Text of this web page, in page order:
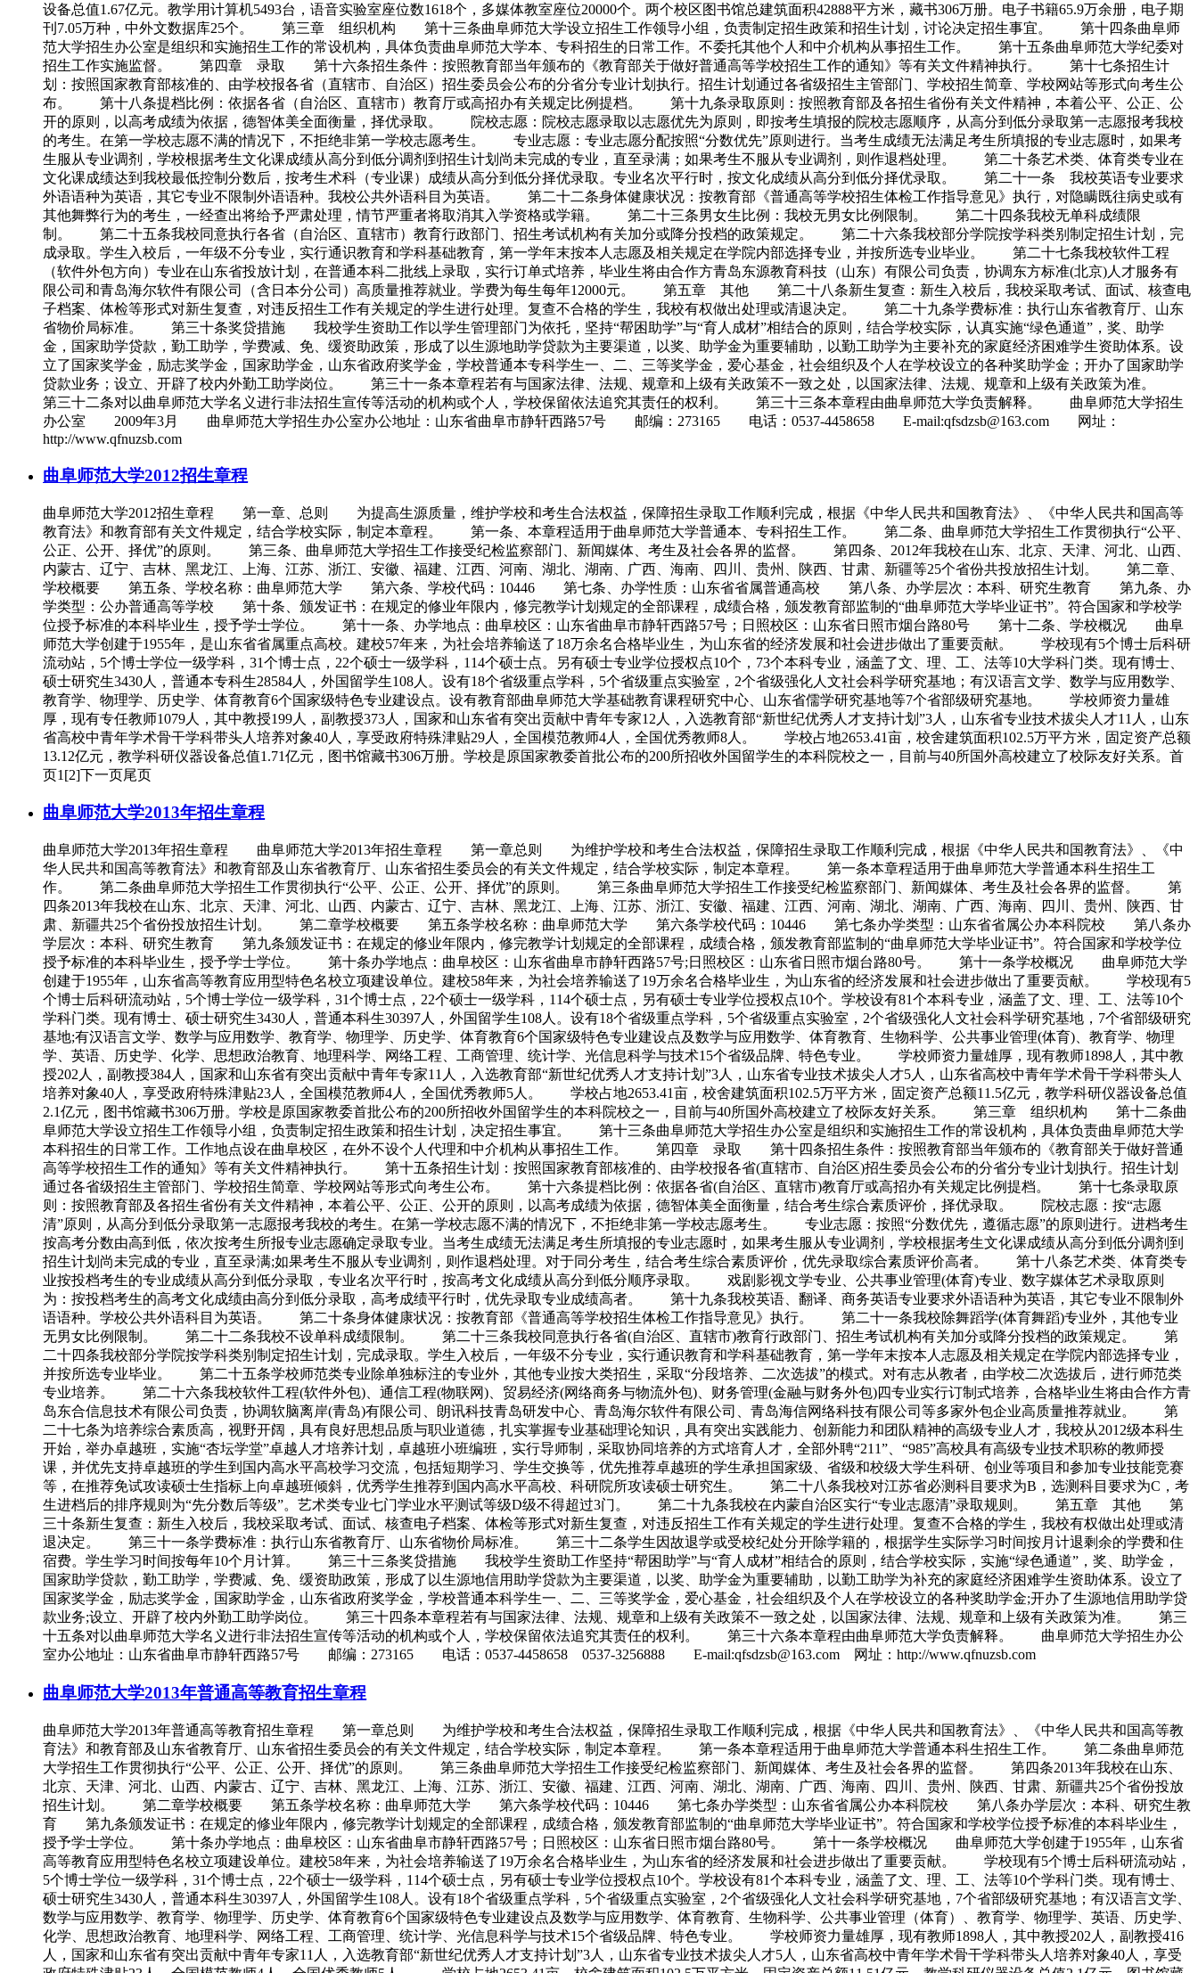
设备总值1.67亿元。教学用计算机5493台，语音实验室座位数1618个，多媒体教室座位20000个。两个校区图书馆总建筑面积42888平方米，藏书306万册。电子书籍65.9万余册，电子期
刊7.05万种，中外文数据库25个。 第三章 组织机构 第十三条曲阜师范大学设立招生工作领导小组，负责制定招生政策和招生计划，讨论决定招生事宜。 第十四条曲阜师
范大学招生办公室是组织和实施招生工作的常设机构，具体负责曲阜师范大学本、专科招生的日常工作。不委托其他个人和中介机构从事招生工作。 第十五条曲阜师范大学纪委对
招生工作实施监督。 第四章 录取 第十六条招生条件：按照教育部当年颁布的《教育部关于做好普通高等学校招生工作的通知》等有关文件精神执行。 第十七条招生计
划：按照国家教育部核准的、由学校报各省（直辖市、自治区）招生委员会公布的分省分专业计划执行。招生计划通过各省级招生主管部门、学校招生简章、学校网站等形式向考生公
布。 第十八条提档比例：依据各省（自治区、直辖市）教育厅或高招办有关规定比例提档。 第十九条录取原则：按照教育部及各招生省份有关文件精神，本着公平、公正、公
开的原则，以高考成绩为依据，德智体美全面衡量，择优录取。 院校志愿：院校志愿录取以志愿优先为原则，即按考生填报的院校志愿顺序，从高分到低分录取第一志愿报考我校
的考生。在第一学校志愿不满的情况下，不拒绝非第一学校志愿考生。 专业志愿：专业志愿分配按照“分数优先”原则进行。当考生成绩无法满足考生所填报的专业志愿时，如果考
生服从专业调剂，学校根据考生文化课成绩从高分到低分调剂到招生计划尚未完成的专业，直至录满；如果考生不服从专业调剂，则作退档处理。 第二十条艺术类、体育类专业在
文化课成绩达到我校最低控制分数后，按考生术科（专业课）成绩从高分到低分择优录取。专业名次平行时，按文化成绩从高分到低分择优录取。 第二十一条 我校英语专业要求
外语语种为英语，其它专业不限制外语语种。我校公共外语科目为英语。 第二十二条身体健康状况：按教育部《普通高等学校招生体检工作指导意见》执行，对隐瞒既往病史或有
其他舞弊行为的考生，一经查出将给予严肃处理，情节严重者将取消其入学资格或学籍。 第二十三条男女生比例：我校无男女比例限制。 第二十四条我校无单科成绩限
制。 第二十五条我校同意执行各省（自治区、直辖市）教育行政部门、招生考试机构有关加分或降分投档的政策规定。 第二十六条我校部分学院按学科类别制定招生计划，完
成录取。学生入校后，一年级不分专业，实行通识教育和学科基础教育，第一学年末按本人志愿及相关规定在学院内部选择专业，并按所选专业毕业。 第二十七条我校软件工程
（软件外包方向）专业在山东省投放计划，在普通本科二批线上录取，实行订单式培养，毕业生将由合作方青岛东源教育科技（山东）有限公司负责，协调东方标准(北京)人才服务有
限公司和青岛海尔软件有限公司（含日本分公司）高质量推荐就业。学费为每生每年12000元。 第五章 其他 第二十八条新生复查：新生入校后，我校采取考试、面试、核查电
子档案、体检等形式对新生复查，对违反招生工作有关规定的学生进行处理。复查不合格的学生，我校有权做出处理或清退决定。 第二十九条学费标准：执行山东省教育厅、山东
省物价局标准。 第三十条奖贷措施 我校学生资助工作以学生管理部门为依托，坚持“帮困助学”与“育人成材”相结合的原则，结合学校实际，认真实施“绿色通道”，奖、助学
金，国家助学贷款，勤工助学，学费减、免、缓资助政策，形成了以生源地助学贷款为主要渠道，以奖、助学金为重要辅助，以勤工助学为主要补充的家庭经济困难学生资助体系。设
立了国家奖学金，励志奖学金，国家助学金，山东省政府奖学金，学校普通本专科学生一、二、三等奖学金，爱心基金，社会组织及个人在学校设立的各种奖助学金；开办了国家助学
贷款业务；设立、开辟了校内外勤工助学岗位。 第三十一条本章程若有与国家法律、法规、规章和上级有关政策不一致之处，以国家法律、法规、规章和上级有关政策为准。
第三十二条对以曲阜师范大学名义进行非法招生宣传等活动的机构或个人，学校保留依法追究其责任的权利。 第三十三条本章程由曲阜师范大学负责解释。 曲阜师范大学招生
办公室 2009年3月 曲阜师范大学招生办公室办公地址：山东省曲阜市静轩西路57号 邮编：273165 电话：0537-4458658 E-mail:qfsdzsb@163.com 网址：
http://www.qfnuzsb.com
曲阜师范大学2012招生章程
曲阜师范大学2012招生章程 第一章、总则 为提高生源质量，维护学校和考生合法权益，保障招生录取工作顺利完成，根据《中华人民共和国教育法》、《中华人民共和国高等
教育法》和教育部有关文件规定，结合学校实际，制定本章程。 第一条、本章程适用于曲阜师范大学普通本、专科招生工作。 第二条、曲阜师范大学招生工作贯彻执行“公平、
公正、公开、择优”的原则。 第三条、曲阜师范大学招生工作接受纪检监察部门、新闻媒体、考生及社会各界的监督。 第四条、2012年我校在山东、北京、天津、河北、山西、
内蒙古、辽宁、吉林、黑龙江、上海、江苏、浙江、安徽、福建、江西、河南、湖北、湖南、广西、海南、四川、贵州、陕西、甘肃、新疆等25个省份共投放招生计划。 第二章、
学校概要 第五条、学校名称：曲阜师范大学 第六条、学校代码：10446 第七条、办学性质：山东省省属普通高校 第八条、办学层次：本科、研究生教育 第九条、办
学类型：公办普通高等学校 第十条、颁发证书：在规定的修业年限内，修完教学计划规定的全部课程，成绩合格，颁发教育部监制的“曲阜师范大学毕业证书”。符合国家和学校学
位授予标准的本科毕业生，授予学士学位。 第十一条、办学地点：曲阜校区：山东省曲阜市静轩西路57号；日照校区：山东省日照市烟台路80号 第十二条、学校概况 曲阜
师范大学创建于1955年，是山东省省属重点高校。建校57年来，为社会培养输送了18万余名合格毕业生，为山东省的经济发展和社会进步做出了重要贡献。 学校现有5个博士后科研
流动站，5个博士学位一级学科，31个博士点，22个硕士一级学科，114个硕士点。另有硕士专业学位授权点10个，73个本科专业，涵盖了文、理、工、法等10大学科门类。现有博士、
硕士研究生3430人，普通本专科生28584人，外国留学生108人。设有18个省级重点学科，5个省级重点实验室，2个省级强化人文社会科学研究基地；有汉语言文学、数学与应用数学、
教育学、物理学、历史学、体育教育6个国家级特色专业建设点。设有教育部曲阜师范大学基础教育课程研究中心、山东省儒学研究基地等7个省部级研究基地。 学校师资力量雄
厚，现有专任教师1079人，其中教授199人，副教授373人，国家和山东省有突出贡献中青年专家12人，入选教育部“新世纪优秀人才支持计划”3人，山东省专业技术拔尖人才11人，山东
省高校中青年学术骨干学科带头人培养对象40人，享受政府特殊津贴29人，全国模范教师4人，全国优秀教师8人。 学校占地2653.41亩，校舍建筑面积102.5万平方米，固定资产总额
13.12亿元，教学科研仪器设备总值1.71亿元，图书馆藏书306万册。学校是原国家教委首批公布的200所招收外国留学生的本科院校之一，目前与40所国外高校建立了校际友好关系。首
页1[2]下一页尾页
曲阜师范大学2013年招生章程
曲阜师范大学2013年招生章程 曲阜师范大学2013年招生章程 第一章总则 为维护学校和考生合法权益，保障招生录取工作顺利完成，根据《中华人民共和国教育法》、《中
华人民共和国高等教育法》和教育部及山东省教育厅、山东省招生委员会的有关文件规定，结合学校实际，制定本章程。 第一条本章程适用于曲阜师范大学普通本科生招生工
作。 第二条曲阜师范大学招生工作贯彻执行“公平、公正、公开、择优”的原则。 第三条曲阜师范大学招生工作接受纪检监察部门、新闻媒体、考生及社会各界的监督。 第
四条2013年我校在山东、北京、天津、河北、山西、内蒙古、辽宁、吉林、黑龙江、上海、江苏、浙江、安徽、福建、江西、河南、湖北、湖南、广西、海南、四川、贵州、陕西、甘
肃、新疆共25个省份投放招生计划。 第二章学校概要 第五条学校名称：曲阜师范大学 第六条学校代码：10446 第七条办学类型：山东省省属公办本科院校 第八条办
学层次：本科、研究生教育 第九条颁发证书：在规定的修业年限内，修完教学计划规定的全部课程，成绩合格，颁发教育部监制的“曲阜师范大学毕业证书”。符合国家和学校学位
授予标准的本科毕业生，授予学士学位。 第十条办学地点：曲阜校区：山东省曲阜市静轩西路57号;日照校区：山东省日照市烟台路80号。 第十一条学校概况 曲阜师范大学
创建于1955年，山东省高等教育应用型特色名校立项建设单位。建校58年来，为社会培养输送了19万余名合格毕业生，为山东省的经济发展和社会进步做出了重要贡献。 学校现有5
个博士后科研流动站，5个博士学位一级学科，31个博士点，22个硕士一级学科，114个硕士点，另有硕士专业学位授权点10个。学校设有81个本科专业，涵盖了文、理、工、法等10个
学科门类。现有博士、硕士研究生3430人，普通本科生30397人，外国留学生108人。设有18个省级重点学科，5个省级重点实验室，2个省级强化人文社会科学研究基地，7个省部级研究
基地;有汉语言文学、数学与应用数学、教育学、物理学、历史学、体育教育6个国家级特色专业建设点及数学与应用数学、体育教育、生物科学、公共事业管理(体育)、教育学、物理
学、英语、历史学、化学、思想政治教育、地理科学、网络工程、工商管理、统计学、光信息科学与技术15个省级品牌、特色专业。 学校师资力量雄厚，现有教师1898人，其中教
授202人，副教授384人，国家和山东省有突出贡献中青年专家11人，入选教育部“新世纪优秀人才支持计划”3人，山东省专业技术拔尖人才5人，山东省高校中青年学术骨干学科带头人
培养对象40人，享受政府特殊津贴23人，全国模范教师4人，全国优秀教师5人。 学校占地2653.41亩，校舍建筑面积102.5万平方米，固定资产总额11.5亿元，教学科研仪器设备总值
2.1亿元，图书馆藏书306万册。学校是原国家教委首批公布的200所招收外国留学生的本科院校之一，目前与40所国外高校建立了校际友好关系。 第三章 组织机构 第十二条曲
阜师范大学设立招生工作领导小组，负责制定招生政策和招生计划，决定招生事宜。 第十三条曲阜师范大学招生办公室是组织和实施招生工作的常设机构，具体负责曲阜师范大学
本科招生的日常工作。工作地点设在曲阜校区，在外不设个人代理和中介机构从事招生工作。 第四章 录取 第十四条招生条件：按照教育部当年颁布的《教育部关于做好普通
高等学校招生工作的通知》等有关文件精神执行。 第十五条招生计划：按照国家教育部核准的、由学校报各省(直辖市、自治区)招生委员会公布的分省分专业计划执行。招生计划
通过各省级招生主管部门、学校招生简章、学校网站等形式向考生公布。 第十六条提档比例：依据各省(自治区、直辖市)教育厅或高招办有关规定比例提档。 第十七条录取原
则：按照教育部及各招生省份有关文件精神，本着公平、公正、公开的原则，以高考成绩为依据，德智体美全面衡量，结合考生综合素质评价，择优录取。 院校志愿：按“志愿
清”原则，从高分到低分录取第一志愿报考我校的考生。在第一学校志愿不满的情况下，不拒绝非第一学校志愿考生。 专业志愿：按照“分数优先，遵循志愿”的原则进行。进档考生
按高考分数由高到低，依次按考生所报专业志愿确定录取专业。当考生成绩无法满足考生所填报的专业志愿时，如果考生服从专业调剂，学校根据考生文化课成绩从高分到低分调剂到
招生计划尚未完成的专业，直至录满;如果考生不服从专业调剂，则作退档处理。对于同分考生，结合考生综合素质评价，优先录取综合素质评价高者。 第十八条艺术类、体育类专
业按投档考生的专业成绩从高分到低分录取，专业名次平行时，按高考文化成绩从高分到低分顺序录取。 戏剧影视文学专业、公共事业管理(体育)专业、数字媒体艺术录取原则
为：按投档考生的高考文化成绩由高分到低分录取，高考成绩平行时，优先录取专业成绩高者。 第十九条我校英语、翻译、商务英语专业要求外语语种为英语，其它专业不限制外
语语种。学校公共外语科目为英语。 第二十条身体健康状况：按教育部《普通高等学校招生体检工作指导意见》执行。 第二十一条我校除舞蹈学(体育舞蹈)专业外，其他专业
无男女比例限制。 第二十二条我校不设单科成绩限制。 第二十三条我校同意执行各省(自治区、直辖市)教育行政部门、招生考试机构有关加分或降分投档的政策规定。 第
二十四条我校部分学院按学科类别制定招生计划，完成录取。学生入校后，一年级不分专业，实行通识教育和学科基础教育，第一学年末按本人志愿及相关规定在学院内部选择专业，
并按所选专业毕业。 第二十五条学校师范类专业除单独标注的专业外，其他专业按大类招生，采取“分段培养、二次选拔”的模式。对有志从教者，由学校二次选拔后，进行师范类
专业培养。 第二十六条我校软件工程(软件外包)、通信工程(物联网)、贸易经济(网络商务与物流外包)、财务管理(金融与财务外包)四专业实行订制式培养，合格毕业生将由合作方青
岛东合信息技术有限公司负责，协调软脑离岸(青岛)有限公司、朗讯科技青岛研发中心、青岛海尔软件有限公司、青岛海信网络科技有限公司等多家外包企业高质量推荐就业。 第
二十七条为培养综合素质高，视野开阔，具有良好思想品质与职业道德，扎实掌握专业基础理论知识，具有突出实践能力、创新能力和团队精神的高级专业人才，我校从2012级本科生
开始，举办卓越班，实施“杏坛学堂”卓越人才培养计划，卓越班小班编班，实行导师制，采取协同培养的方式培育人才，全部外聘“211”、“985”高校具有高级专业技术职称的教师授
课，并优先支持卓越班的学生到国内高水平高校学习交流，包括短期学习、学生交换等，优先推荐卓越班的学生承担国家级、省级和校级大学生科研、创业等项目和参加专业技能竞赛
等，在推荐免试攻读硕士生指标上向卓越班倾斜，优秀学生推荐到国内高水平高校、科研院所攻读硕士研究生。 第二十八条我校对江苏省必测科目要求为B，选测科目要求为C，考
生进档后的排序规则为“先分数后等级”。艺术类专业七门学业水平测试等级D级不得超过3门。 第二十九条我校在内蒙自治区实行“专业志愿清”录取规则。 第五章 其他 第
三十条新生复查：新生入校后，我校采取考试、面试、核查电子档案、体检等形式对新生复查，对违反招生工作有关规定的学生进行处理。复查不合格的学生，我校有权做出处理或清
退决定。 第三十一条学费标准：执行山东省教育厅、山东省物价局标准。 第三十二条学生因故退学或受校纪处分开除学籍的，根据学生实际学习时间按月计退剩余的学费和住
宿费。学生学习时间按每年10个月计算。 第三十三条奖贷措施 我校学生资助工作坚持“帮困助学”与“育人成材”相结合的原则，结合学校实际，实施“绿色通道”，奖、助学金，
国家助学贷款，勤工助学，学费减、免、缓资助政策，形成了以生源地信用助学贷款为主要渠道，以奖、助学金为重要辅助，以勤工助学为补充的家庭经济困难学生资助体系。设立了
国家奖学金，励志奖学金，国家助学金，山东省政府奖学金，学校普通本科学生一、二、三等奖学金，爱心基金，社会组织及个人在学校设立的各种奖助学金;开办了生源地信用助学贷
款业务;设立、开辟了校内外勤工助学岗位。 第三十四条本章程若有与国家法律、法规、规章和上级有关政策不一致之处，以国家法律、法规、规章和上级有关政策为准。 第三
十五条对以曲阜师范大学名义进行非法招生宣传等活动的机构或个人，学校保留依法追究其责任的权利。 第三十六条本章程由曲阜师范大学负责解释。 曲阜师范大学招生办公
室办公地址：山东省曲阜市静轩西路57号 邮编：273165 电话：0537-4458658 0537-3256888 E-mail:qfsdzsb@163.com 网址：http://www.qfnuzsb.com
曲阜师范大学2013年普通高等教育招生章程
曲阜师范大学2013年普通高等教育招生章程 第一章总则 为维护学校和考生合法权益，保障招生录取工作顺利完成，根据《中华人民共和国教育法》、《中华人民共和国高等教
育法》和教育部及山东省教育厅、山东省招生委员会的有关文件规定，结合学校实际，制定本章程。 第一条本章程适用于曲阜师范大学普通本科生招生工作。 第二条曲阜师范
大学招生工作贯彻执行“公平、公正、公开、择优”的原则。 第三条曲阜师范大学招生工作接受纪检监察部门、新闻媒体、考生及社会各界的监督。 第四条2013年我校在山东、
北京、天津、河北、山西、内蒙古、辽宁、吉林、黑龙江、上海、江苏、浙江、安徽、福建、江西、河南、湖北、湖南、广西、海南、四川、贵州、陕西、甘肃、新疆共25个省份投放
招生计划。 第二章学校概要 第五条学校名称：曲阜师范大学 第六条学校代码：10446 第七条办学类型：山东省省属公办本科院校 第八条办学层次：本科、研究生教
育 第九条颁发证书：在规定的修业年限内，修完教学计划规定的全部课程，成绩合格，颁发教育部监制的“曲阜师范大学毕业证书”。符合国家和学校学位授予标准的本科毕业生，
授予学士学位。 第十条办学地点：曲阜校区：山东省曲阜市静轩西路57号；日照校区：山东省日照市烟台路80号。 第十一条学校概况 曲阜师范大学创建于1955年，山东省
高等教育应用型特色名校立项建设单位。建校58年来，为社会培养输送了19万余名合格毕业生，为山东省的经济发展和社会进步做出了重要贡献。 学校现有5个博士后科研流动站，
5个博士学位一级学科，31个博士点，22个硕士一级学科，114个硕士点，另有硕士专业学位授权点10个。学校设有81个本科专业，涵盖了文、理、工、法等10个学科门类。现有博士、
硕士研究生3430人，普通本科生30397人，外国留学生108人。设有18个省级重点学科，5个省级重点实验室，2个省级强化人文社会科学研究基地，7个省部级研究基地；有汉语言文学、
数学与应用数学、教育学、物理学、历史学、体育教育6个国家级特色专业建设点及数学与应用数学、体育教育、生物科学、公共事业管理（体育）、教育学、物理学、英语、历史学、
化学、思想政治教育、地理科学、网络工程、工商管理、统计学、光信息科学与技术15个省级品牌、特色专业。 学校师资力量雄厚，现有教师1898人，其中教授202人，副教授416
人，国家和山东省有突出贡献中青年专家11人，入选教育部“新世纪优秀人才支持计划”3人，山东省专业技术拔尖人才5人，山东省高校中青年学术骨干学科带头人培养对象40人，享受